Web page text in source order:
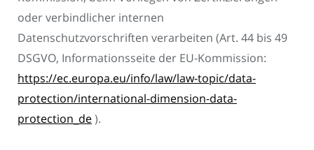
oder verbindlicher internen
Datenschutzvorschriften verarbeiten (Art. 44 bis 49
DSGVO, Informationsseite der EU-Kommission:
https://ec.europa.eu/info/law/law-topic/data-
protection/international-dimension-data-
protection_de).